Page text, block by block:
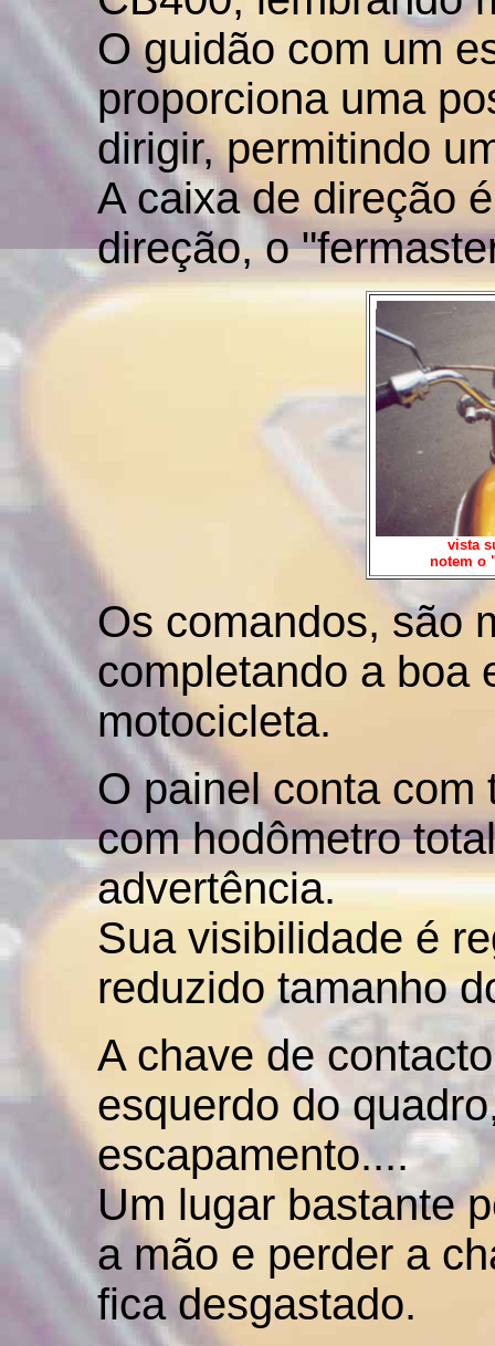
O guidão com um
proporciona uma
dirigir, permitindo
A caixa de direção
direção, o
vista
notem o
Os comandos, são
completando a boa
motocicleta.
O painel conta com
com hodômetro
advertência.
Sua visibilidade é
reduzido tamanho
A chave de
esquerdo do
escapamento....
Um lugar bastante
a mão e perder a
fica desgastado.